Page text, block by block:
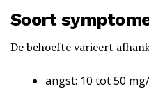
Soort
De behoefte varieert
angst: 10 tot 50